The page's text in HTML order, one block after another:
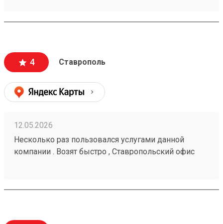
поддержки все решается . Заказ № 260425670
4 Ставрополь
12.05.2026
Несколько раз пользовался услугами данной
компании . Возят быстро , Ставропольский офис
поддержки все решается . Заказ № 260425670